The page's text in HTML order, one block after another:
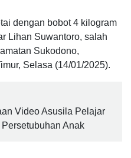
dengan bobot 4 kilogram
Lihan Suwantoro, salah
Sukodono,
Selasa (14/01/2025).
Video Asusila Pelajar
Anak